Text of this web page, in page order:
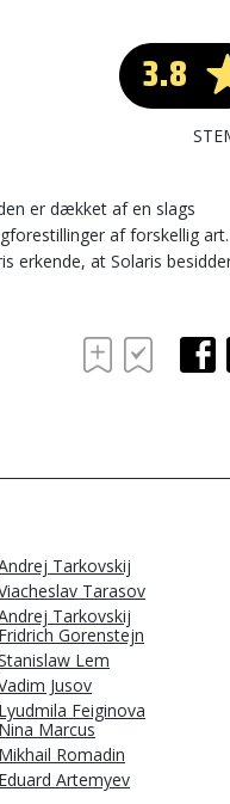
3.8
er dækket af en slags
af forskellig art.
erkende, at Solaris
Tarkovskij
Tarasov
Tarkovskij
Fridrich Gorenstejn
Lem
Jusov
Lyudmila Feiginova
Nina Marcus
Mikhail Romadin
Eduard Artemyev